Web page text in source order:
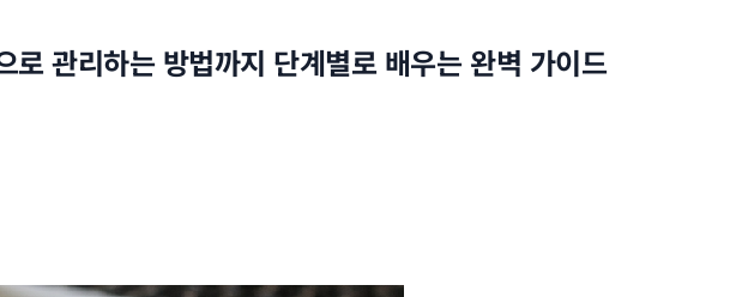
관리하는 방법까지 단계별로 배우는 완벽 가이드